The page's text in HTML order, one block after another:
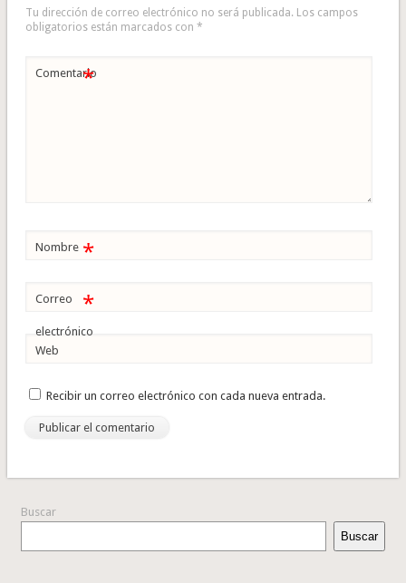
Tu dirección de correo electrónico no será publicada. Los campos
obligatorios están marcados con *
Comentario
*
Nombre *
Correo
electrónico
*
Web
Recibir un correo electrónico con cada nueva entrada.
Buscar
Buscar